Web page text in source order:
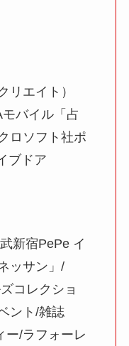
リエイト）
モバイル「占
ロソフト社ポ
ブドア
新宿PePe イ
ッサン」/
コレクショ
ント/雑誌
ー/ラフォーレ